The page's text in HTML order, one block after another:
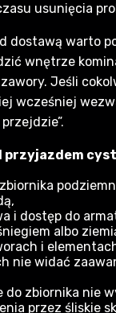
usunięcia
dostawą warto
wnętrze
Jeśli
wcześniej
przyjazdem
i dostęp do
albo
i
nie widać
do zbiornika nie
przez śliskie